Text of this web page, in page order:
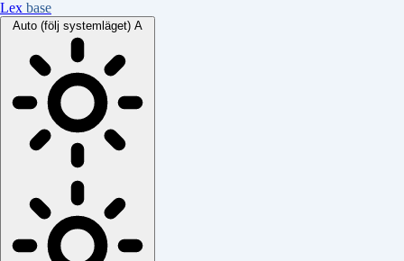
Lex base
Auto (följ systemläget) A